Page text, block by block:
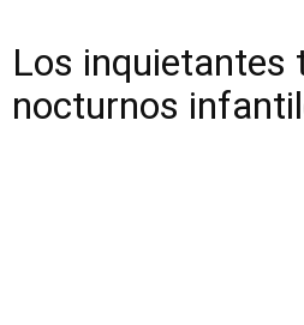
Los inquietantes
nocturnos